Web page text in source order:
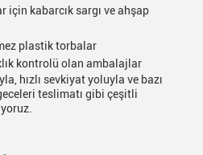
için kabarcık sargı ve ahşap
plastik torbalar
kontrolü olan ambalajlar
hızlı sevkiyat yoluyla ve bazı
teslimatı gibi çeşitli